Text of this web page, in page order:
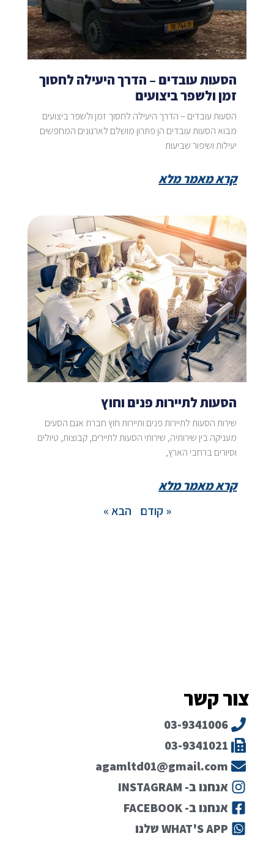
הסעות עובדים – הדרך היעילה לחסוך
זמן ולשפר ביצועים
הסעות עובדים – הדרך היעילה לחסוך זמן ולשפר ביצועים
מבוא הסעות עובדים הן פתרון מושלם לארגונים המחפשים
יעילות ושיפור שביעות
קרא מאמר מלא
הסעות לתיירות פנים וחוץ
שירות הסעות לתיירות פנים ותיירות חוץ חברת אגם הסעים
מעניקה בין שירותיה, שירותי הסעות לתיירים, קבוצות, טיולים
וסיורים ברחבי הארץ,
קרא מאמר מלא
« קודם
הבא »
צור קשר
03-9341006
03-9341021
agamltd01@gmail.com
אנחנו ב- INSTAGRAM
אנחנו ב- FACEBOOK
WHAT'S APP שלנו